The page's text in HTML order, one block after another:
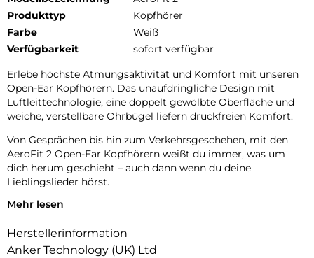
Produkttyp
Kopfhörer
Farbe
Weiß
Verfügbarkeit
sofort verfügbar
Erlebe höchste Atmungsaktivität und Komfort mit unseren
Open-Ear Kopfhörern. Das unaufdringliche Design mit
Luftleittechnologie, eine doppelt gewölbte Oberfläche und
weiche, verstellbare Ohrbügel liefern druckfreien Komfort.
Von Gesprächen bis hin zum Verkehrsgeschehen, mit den
AeroFit 2 Open-Ear Kopfhörern weißt du immer, was um
dich herum geschieht – auch dann wenn du deine
Lieblingslieder hörst.
Die 20 mm × 11,5 mm großen Racetrack-Treiber und die von
tiefe Bässe, klare Mitten und lebendige Höhen. Freue dich auf
kabellosen Hi-Res-Klang, verfeinert durch LDAC.
Mehr lesen
Herstellerinformation
Anker Technology (UK) Ltd